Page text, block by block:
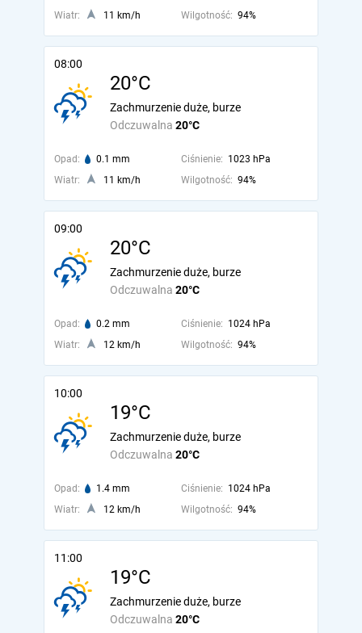
Wiatr: 11 km/h Wilgotność: 94%
08:00
20°C
Odczuwalna 20°C
Zachmurzenie duże, burze
Opad: 0.1 mm Ciśnienie: 1023 hPa
Wiatr:
11 km/h Wilgotność: 94%
09:00
20°C
Odczuwalna 20°C
Zachmurzenie duże, burze
Opad: 0.2 mm Ciśnienie: 1024 hPa
Wiatr:
12 km/h Wilgotność: 94%
10:00
19°C
Odczuwalna 20°C
Zachmurzenie duże, burze
Opad: 1.4 mm Ciśnienie: 1024 hPa
Wiatr:
12 km/h Wilgotność: 94%
11:00
19°C
Odczuwalna 20°C
Zachmurzenie duże, burze